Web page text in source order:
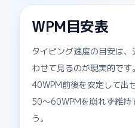
WPM目安表
タイピング速度の目安は
わせて見るのが現実的で
40WPM前後を安定して出
50〜60WPMを崩れず維持
う。